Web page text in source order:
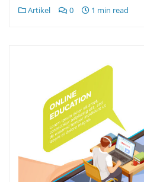
Artikel 0 1 min read